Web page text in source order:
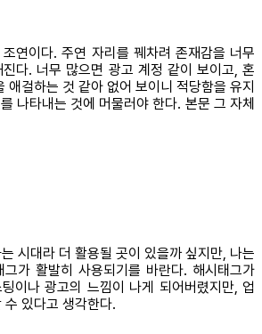
연이다. 주연 자리를 꿰차려 존재감을 너무
다. 너무 많으면 광고 계정 같이 보이고, 혼
애걸하는 것 같아 없어 보이니 적당함을 유지
나타내는 것에 머물러야 한다. 본문 그 자체
시대라 더 활용될 곳이 있을까 싶지만, 나는
가 활발히 사용되기를 바란다. 해시태그가
이나 광고의 느낌이 나게 되어버렸지만, 업
있다고 생각한다.